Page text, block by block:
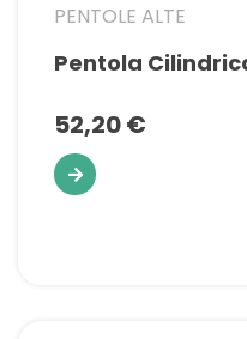
PENTOLE ALTE
52,20 €